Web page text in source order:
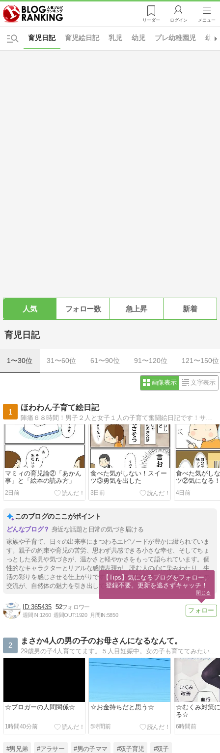
リーダー ログイン メニュー
育児日記 育児絵日記 乳児 幼児 プレ幼稚園児 幼
人気 フォロー数 急上昇 新着
育児日記
1〜30位 31〜60位 61〜90位 91〜120位 121〜150位
画像表示 文字表示
1
ほわわん子育て絵日記
マミィの育児論②「あかん
事」と「絵本の読み方」
2日前
食べた気がしない！スイー
ツ③勇気を出した
3日前
食べた気がし
ツ②気になる！
4日前
このブログのここがポイント
身近な話題と日常の気づき届ける
家族や子育て、日々の出来事にまつわるエピソードが豊かに綴られていま
す。親子の約束や育児の苦労、思わず共感できる小さな幸せ、そしてちょ
っとした発見や気づきが、温かさと軽やかさをもって語られています。個
性的なキャラクターとリアルな感情表現が、読む人の心に染みわたり、生
活の彩りを感じさせる仕上がりです。長年の経験を通じた素直な気持ちの
交流が、自然体の魅力を引き出しています。
365435 52
週間IN:1260 週間OUT:1920 月間IN:5850
2
まさか4人の男の子のお母さんになるなんて。
29歳男の子4人育ててます。５人目妊娠中。女の子も育ててみたいけど、下はまさかの双子でした。男の子のお母さんは可哀想と言われがちですが、そんなことないんだよ！というのを発信できたら。変なママ友や癖のある芸能人のことも書いてます。笑
☆ブロガーの人間関係☆
1時間40分前
☆お金持ちだと思う☆
5時間前
☆むくみ対策
る☆
6時間前
#男兄弟 #アラサー #男の子ママ #双子育児 #双子
【Tips】気になるブログをフォロー。
登録不要。更新を逃さずキャッチ！
閉じる